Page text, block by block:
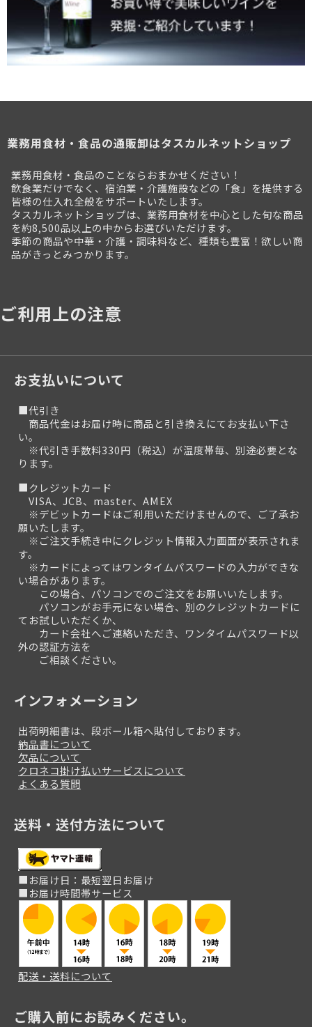
業務用食材・食品の通販卸はタスカルネットショップ
業務用食材・食品のことならおまかせください！
飲食業だけでなく、宿泊業・介護施設などの「食」を提供する
皆様の仕入れ全般をサポートいたします。
タスカルネットショップは、業務用食材を中心とした旬な商品
を約8,500品以上の中からお選びいただけます。
季節の商品や中華・介護・調味料など、種類も豊富！欲しい商
品がきっとみつかります。
ご利用上の注意
お支払いについて
■代引き
商品代金はお届け時に商品と引き換えにてお支払い下さ
い。
※代引き手数料330円（税込）が温度帯毎、別途必要とな
ります。
■クレジットカード
VISA、JCB、master、AMEX
※デビットカードはご利用いただけませんので、ご了承お
願いたします。
※ご注文手続き中にクレジット情報入力画面が表示されま
す。
※カードによってはワンタイムパスワードの入力ができな
い場合があります。
この場合、パソコンでのご注文をお願いいたします。
パソコンがお手元にない場合、別のクレジットカードに
てお試しいただくか、
カード会社へご連絡いただき、ワンタイムパスワード以
外の認証方法を
ご相談ください。
インフォメーション
出荷明細書は、段ボール箱へ貼付しております。
納品書について
欠品について
クロネコ掛け払いサービスについて
よくある質問
送料・送付方法について
■お届け日：最短翌日お届け
■お届け時間帯サービス
配送・送料について
ご購入前にお読みください。